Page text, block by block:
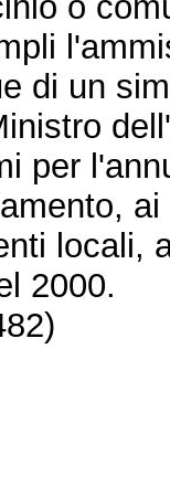
di un
per
locali,
2000.